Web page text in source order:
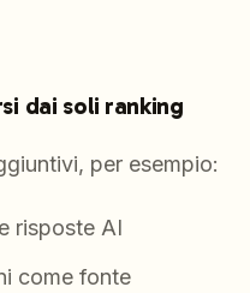
dai soli ranking
per esempio:
risposte AI
come fonte